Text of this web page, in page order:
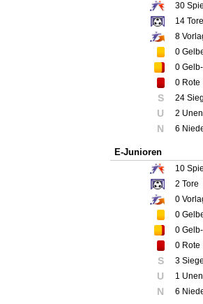
30
14 Tore
8
0
0
0 Rote
S 24
U 2
N 6
E-Junioren
10
2 Tore
0
0
0
0 Rote
S 3
U 1
N 6